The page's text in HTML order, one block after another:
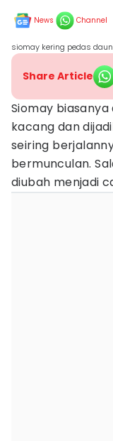
News Channel
siomay kering pedas
Share Article
Siomay
kacang dan
seiring
bermunculan.
diubah menjadi